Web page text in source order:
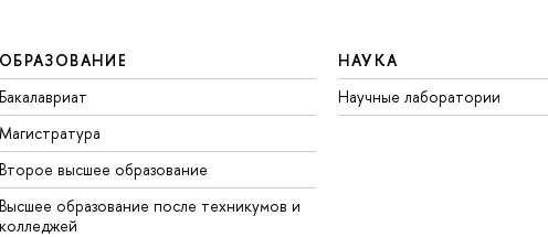
ОБРАЗОВАНИЕ
Бакалавриат
Магистратура
торое высшее образование
ысшее образование после техникумов и
колледжей
НАУКА
Научные лаборатории